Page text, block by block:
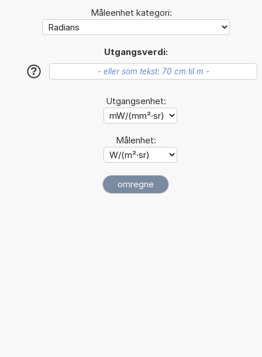
Måleenhet kategori:
Utgangsverdi:
?
Utgangsenhet:
Målenhet: